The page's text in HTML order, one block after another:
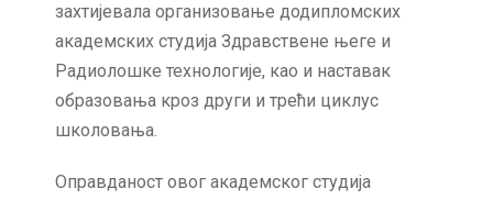
захтијевала организовање додипломских
академских студија Здравствене његе и
Радиолошке технологије, као и наставак
образовања кроз други и трећи циклус
школовања.
Оправданост овог академског студија